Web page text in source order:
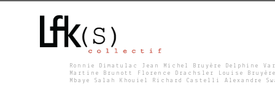
Ronnie Dimatulac Jean Michel Bruyère Delphine
Martine Brunott Florence Drachsler Louise
Mbaye Salah Khouiel Richard Castelli Alexandre